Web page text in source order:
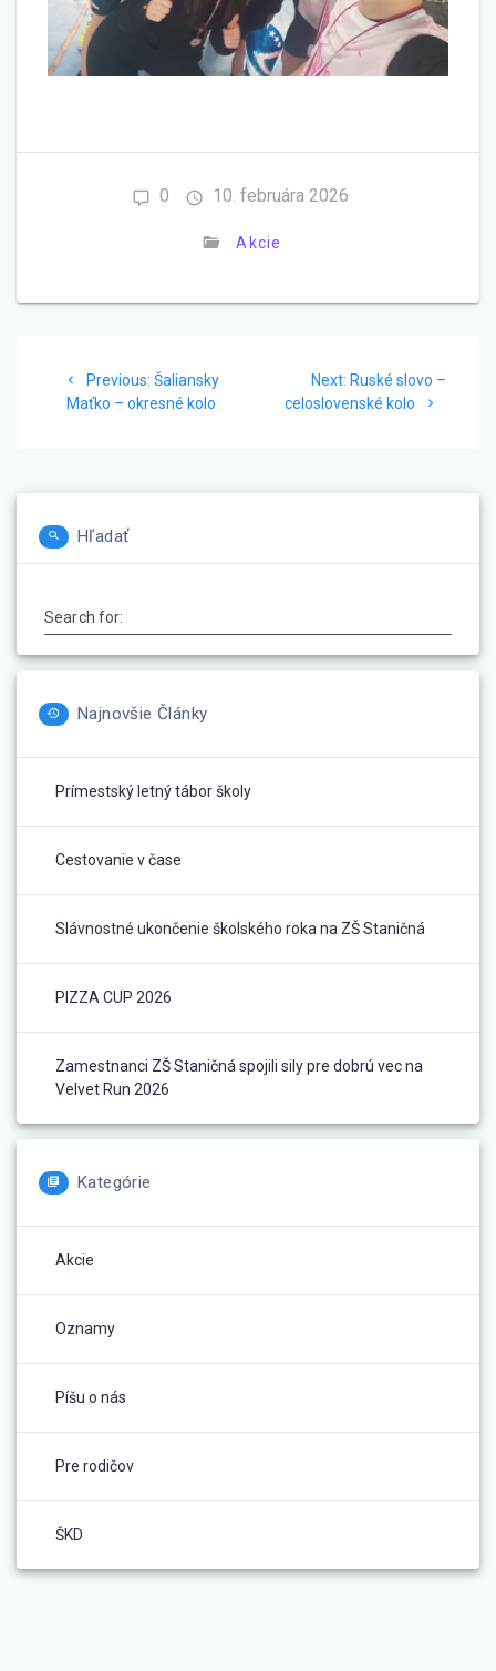
0 10. februára 2026
Akcie
Previous: Previous
post:
Šaliansky
Maťko – okresné kolo
Next: Next
post:
Ruské slovo –
celoslovenské kolo
Hľadať
Search for:
Najnovšie Články
Prímestský letný tábor školy
Cestovanie v čase
Slávnostné ukončenie školského roka na ZŠ Staničná
PIZZA CUP 2026
Zamestnanci ZŠ Staničná spojili sily pre dobrú vec na
Velvet Run 2026
Kategórie
Akcie
Oznamy
Píšu o nás
Pre rodičov
ŠKD